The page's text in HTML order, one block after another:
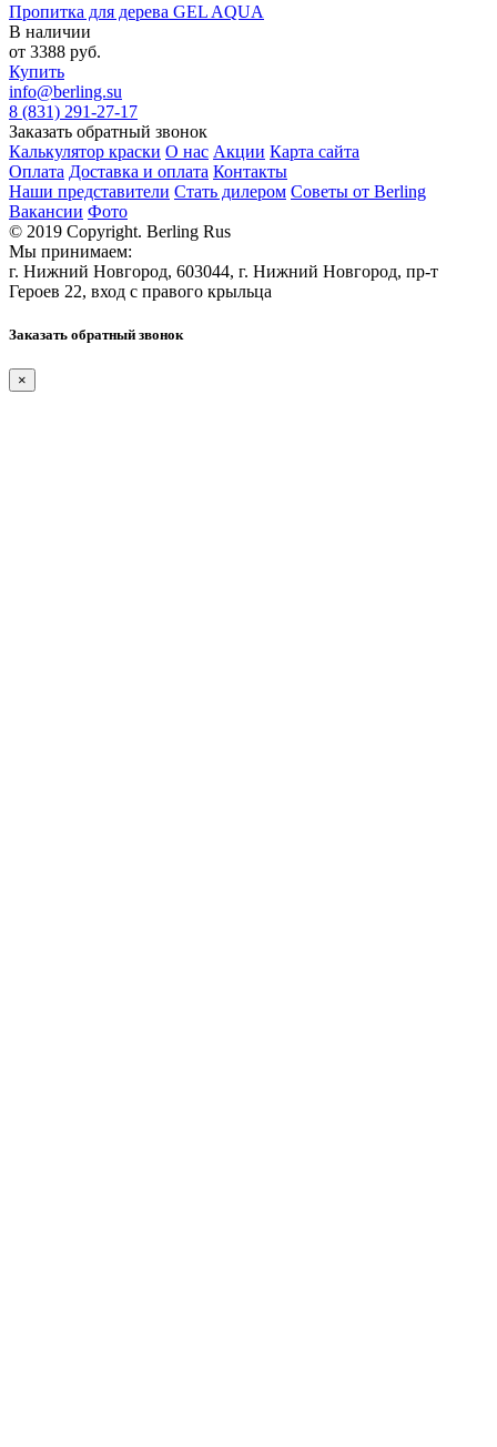
Пропитка для дерева GEL AQUA
В наличии
от 3388 руб.
Купить
info@berling.su
8 (831) 291-27-17
Заказать обратный звонок
Калькулятор краски О нас Акции Карта сайта
Оплата Доставка и оплата Контакты
Наши представители Стать дилером Советы от Berling
Вакансии Фото
© 2019 Copyright. Berling Rus
Мы принимаем:
г. Нижний Новгород, 603044, г. Нижний Новгород, пр-т
Героев 22, вход с правого крыльца
Заказать обратный звонок
×